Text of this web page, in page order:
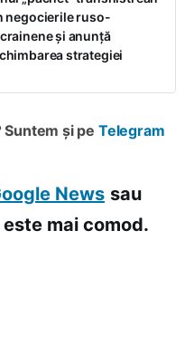
negocierile ruso-
și anunță
strategiei
și pe Telegram
News sau
mai comod.